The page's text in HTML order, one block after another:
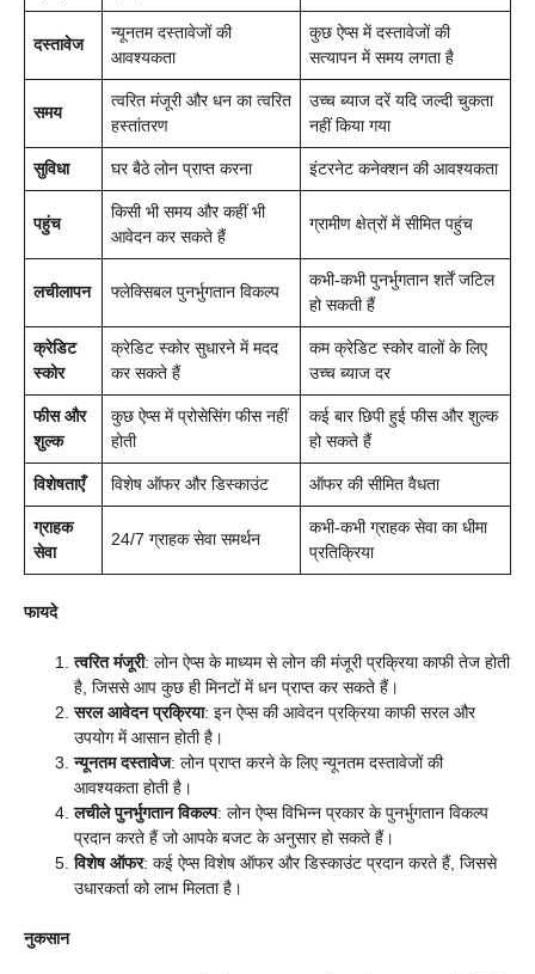
दस्तावेज
न्यूनतम दस्तावेजों की
आवश्यकता
कुछ ऐप्स में दस्तावेजों की
सत्यापन में समय लगता है
समय
त्वरित मंजूरी और धन का त्वरित
हस्तांतरण
उच्च ब्याज दरें यदि जल्दी चुकता
नहीं किया गया
सुविधा घर बैठे लोन प्राप्त करना इंटरनेट कनेक्शन की आवश्यकता
पहुंच
किसी भी समय और कहीं भी
आवेदन कर सकते हैं
ग्रामीण क्षेत्रों में सीमित पहुंच
लचीलापन फ्लेक्सिबल पुनर्भुगतान विकल्प
कभी-कभी पुनर्भुगतान शर्तें जटिल
हो सकती हैं
क्रेडिट
स्कोर
क्रेडिट स्कोर सुधारने में मदद
कर सकते हैं
कम क्रेडिट स्कोर वालों के लिए
उच्च ब्याज दर
फीस और
शुल्क
कुछ ऐप्स में प्रोसेसिंग फीस नहीं
होती
कई बार छिपी हुई फीस और शुल्क
हो सकते हैं
विशेषताएँ विशेष ऑफर और डिस्काउंट ऑफर की सीमित वैधता
ग्राहक
सेवा
24/7 ग्राहक सेवा समर्थन
कभी-कभी ग्राहक सेवा का धीमा
प्रतिक्रिया
फायदे
त्वरित मंजूरी: लोन ऐप्स के माध्यम से लोन की मंजूरी प्रक्रिया काफी तेज होती
है, जिससे आप कुछ ही मिनटों में धन प्राप्त कर सकते हैं।
सरल आवेदन प्रक्रिया: इन ऐप्स की आवेदन प्रक्रिया काफी सरल और
उपयोग में आसान होती है।
न्यूनतम दस्तावेज: लोन प्राप्त करने के लिए न्यूनतम दस्तावेजों की
आवश्यकता होती है।
लचीले पुनर्भुगतान विकल्प: लोन ऐप्स विभिन्न प्रकार के पुनर्भुगतान विकल्प
प्रदान करते हैं जो आपके बजट के अनुसार हो सकते हैं।
विशेष ऑफर: कई ऐप्स विशेष ऑफर और डिस्काउंट प्रदान करते हैं, जिससे
उधारकर्ता को लाभ मिलता है।
नुकसान